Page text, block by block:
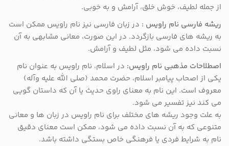
از جمله لطیف، خوش خلق، آرامش و به خوبی.
ریشه فارسی نام راویس : در زبان فارسی نیز نام راویس ممکن است
به ریشه های فارسی بازگردد. در این صورت، معانی مشابهی به آن
نسبت داده می شود، مثل لطیف و آرامش.
اصطلاحات مذهبی نام راویس: در اسلام، نام راویس به عنوان نام
یکی از اصحاب پیامبر اسلام، حضرت محمد (صلى الله علیه وآله)
معروف است. این نام به معنای راوی حدیث یا آن که داستان گویی
می کند نیز تفسیر می شود.
به علت وجود ریشه های مختلف برای نام راویس در زبان ها و معانی
متنوعی که به آن نسبت داده می شود، ممکن است معنای دقیق
نام به شرایط فردی یا فرهنگی خاص بستگی داشته باشد.